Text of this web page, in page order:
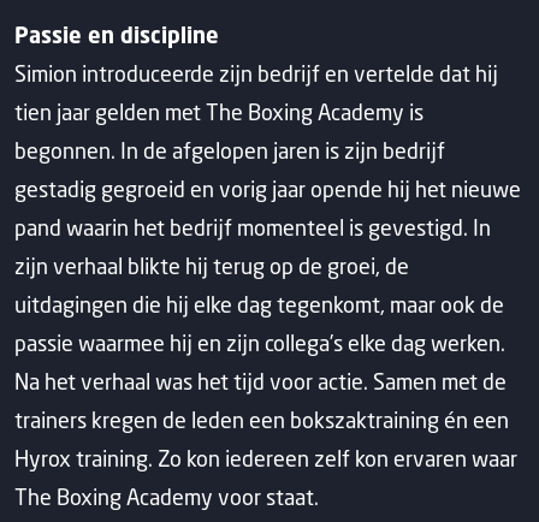
Passie en discipline
Simion introduceerde zijn bedrijf en vertelde dat hij
tien jaar gelden met The Boxing Academy is
begonnen. In de afgelopen jaren is zijn bedrijf
gestadig gegroeid en vorig jaar opende hij het nieuwe
pand waarin het bedrijf momenteel is gevestigd. In
zijn verhaal blikte hij terug op de groei, de
uitdagingen die hij elke dag tegenkomt, maar ook de
passie waarmee hij en zijn collega’s elke dag werken.
Na het verhaal was het tijd voor actie. Samen met de
trainers kregen de leden een bokszaktraining én een
Hyrox training. Zo kon iedereen zelf kon ervaren waar
The Boxing Academy voor staat.